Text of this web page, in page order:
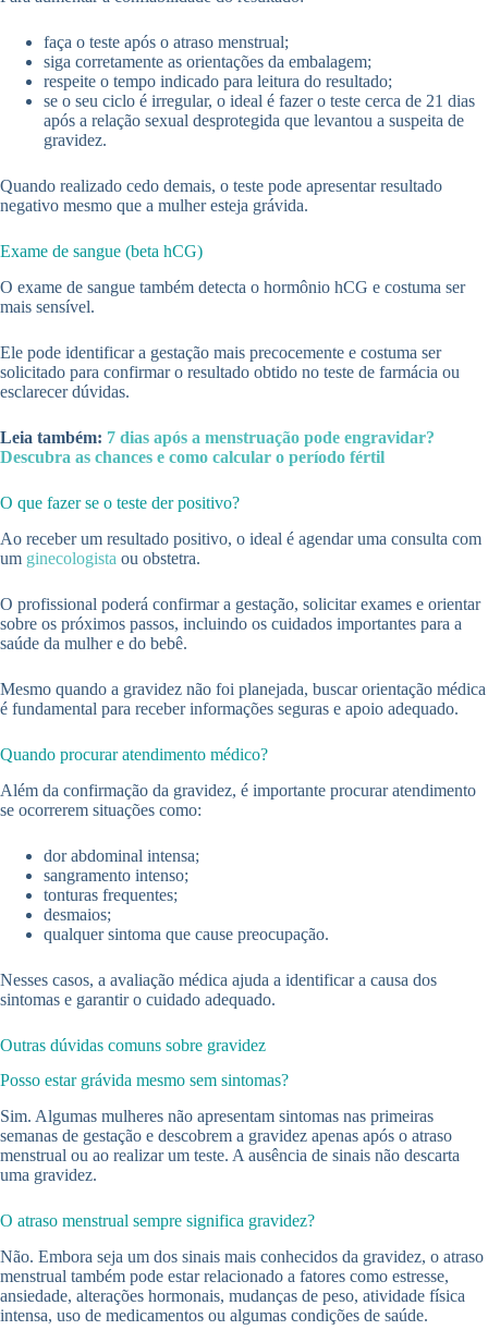
faça o teste após o atraso menstrual;
siga corretamente as orientações da embalagem;
respeite o tempo indicado para leitura do resultado;
se o seu ciclo é irregular, o ideal é fazer o teste cerca de 21 dias
após a relação sexual desprotegida que levantou a suspeita de
gravidez.
Quando realizado cedo demais, o teste pode apresentar resultado
negativo mesmo que a mulher esteja grávida.
Exame de sangue (beta hCG)
O exame de sangue também detecta o hormônio hCG e costuma ser
mais sensível.
Ele pode identificar a gestação mais precocemente e costuma ser
solicitado para confirmar o resultado obtido no teste de farmácia ou
esclarecer dúvidas.
Leia também: 7 dias após a menstruação pode engravidar?
Descubra as chances e como calcular o período fértil
O que fazer se o teste der positivo?
Ao receber um resultado positivo, o ideal é agendar uma consulta com
um ginecologista ou obstetra.
O profissional poderá confirmar a gestação, solicitar exames e orientar
sobre os próximos passos, incluindo os cuidados importantes para a
saúde da mulher e do bebê.
Mesmo quando a gravidez não foi planejada, buscar orientação médica
é fundamental para receber informações seguras e apoio adequado.
Quando procurar atendimento médico?
Além da confirmação da gravidez, é importante procurar atendimento
se ocorrerem situações como:
dor abdominal intensa;
sangramento intenso;
tonturas frequentes;
desmaios;
qualquer sintoma que cause preocupação.
Nesses casos, a avaliação médica ajuda a identificar a causa dos
sintomas e garantir o cuidado adequado.
Outras dúvidas comuns sobre gravidez
Posso estar grávida mesmo sem sintomas?
Sim. Algumas mulheres não apresentam sintomas nas primeiras
semanas de gestação e descobrem a gravidez apenas após o atraso
menstrual ou ao realizar um teste. A ausência de sinais não descarta
uma gravidez.
O atraso menstrual sempre significa gravidez?
Não. Embora seja um dos sinais mais conhecidos da gravidez, o atraso
menstrual também pode estar relacionado a fatores como estresse,
ansiedade, alterações hormonais, mudanças de peso, atividade física
intensa, uso de medicamentos ou algumas condições de saúde.